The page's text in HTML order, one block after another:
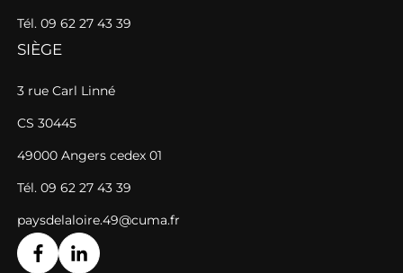
Tél. 09 62 27 43 39
SIÈGE
3 rue Carl Linné
CS 30445
49000 Angers cedex 01
Tél. 09 62 27 43 39
paysdelaloire.49@cuma.fr